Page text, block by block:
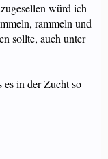
würd ich
rammeln und
sollte, auch unter
es in der Zucht so